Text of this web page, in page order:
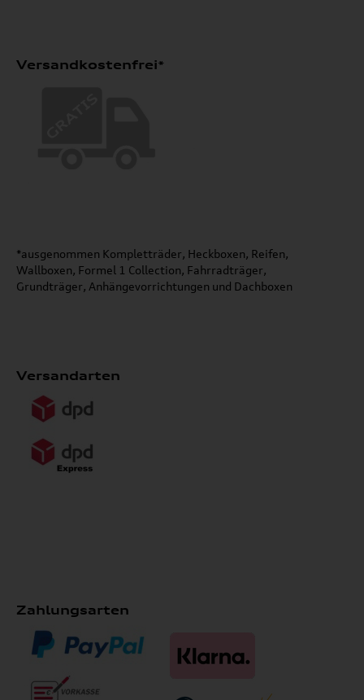
Versandkostenfrei*
*ausgenommen Kompletträder, Heckboxen, Reifen,
Wallboxen, Formel 1 Collection, Fahrradträger,
Grundträger, Anhängevorrichtungen und Dachboxen
Versandarten
Zahlungsarten